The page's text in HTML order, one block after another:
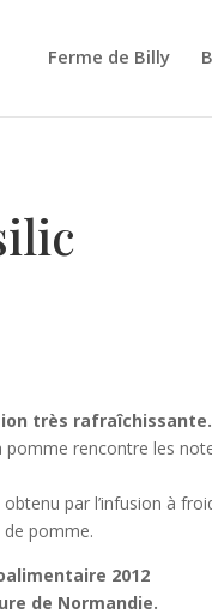
Ferme de Billy
très rafraîchissante.
pomme rencontre les
par l’infusion à
pomme.
2012
de Normandie.